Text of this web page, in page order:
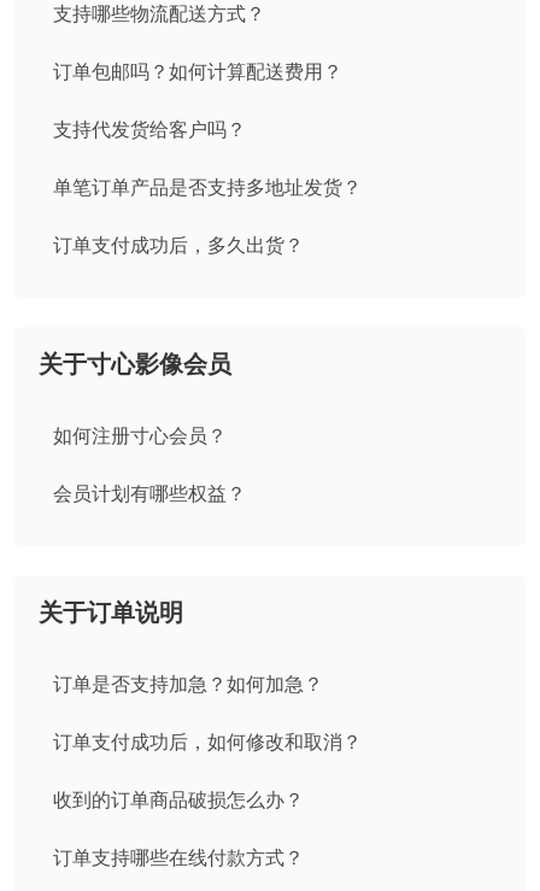
支持哪些物流配送方式？
订单包邮吗？如何计算配送费用？
支持代发货给客户吗？
单笔订单产品是否支持多地址发货？
订单支付成功后，多久出货？
关于寸心影像会员
如何注册寸心会员？
会员计划有哪些权益？
关于订单说明
订单是否支持加急？如何加急？
订单支付成功后，如何修改和取消？
收到的订单商品破损怎么办？
订单支持哪些在线付款方式？